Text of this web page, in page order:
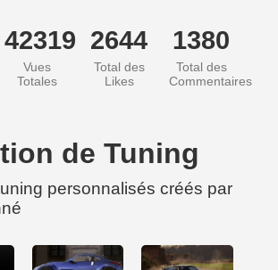
42319
Vues
Totales
2644
Total des
Likes
1380
Total des
Commentaires
de Tuning
personnalisés créés par